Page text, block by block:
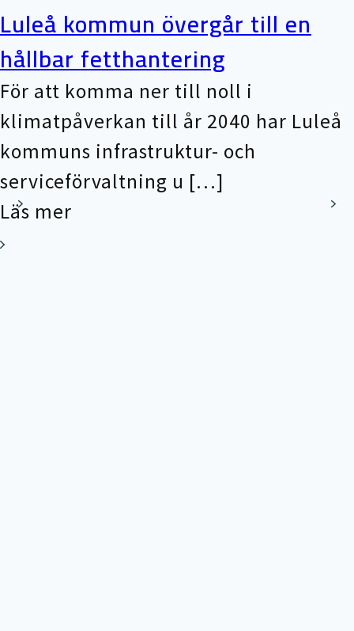
Luleå kommun övergår till en
hållbar fetthantering
För att komma ner till noll i
klimatpåverkan till år 2040 har Luleå
kommuns infrastruktur- och
serviceförvaltning u […]
Läs mer